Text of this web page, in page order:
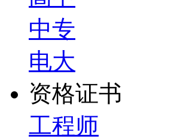
中专
电大
资格证书
工程师